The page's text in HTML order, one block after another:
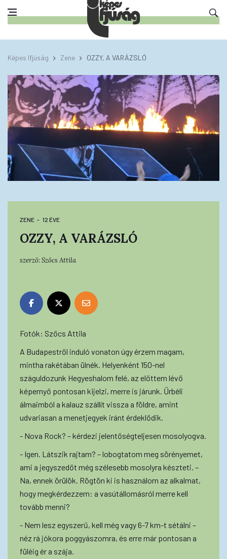
Képes Ifjúság Zene OZZY, A VARÁZSLÓ
ZENE 12 ÉVE
OZZY, A VARÁZSLÓ
szerző:Szőcs Attila
Fotók: Szőcs Attila
A Budapestről induló vonaton úgy érzem magam,
mintha rakétában ülnék. Helyenként 150-nel
száguldozunk Hegyeshalom felé, az előttem lévő
képernyő pontosan kijelzi, merre is járunk. Űrbéli
álmaimból a kalauz szállít vissza a földre, amint
udvariasan a menetjegyek iránt érdeklődik.
- Nova Rock? – kérdezi jelentőségteljesen mosolyogva.
- Igen. Látszik rajtam? – lobogtatom meg sörényemet,
ami a jegyszedőt még szélesebb mosolyra készteti. –
Na, ennek örülök. Rögtön ki is használom az alkalmat,
hogy megkérdezzem: a vasútállomásról merre kell
tovább menni?
- Nem lesz egyszerű, kell még vagy 6-7 km-t sétálni –
néz rá jókora poggyászomra, és erre már pontosan a
füléig ér a szája.